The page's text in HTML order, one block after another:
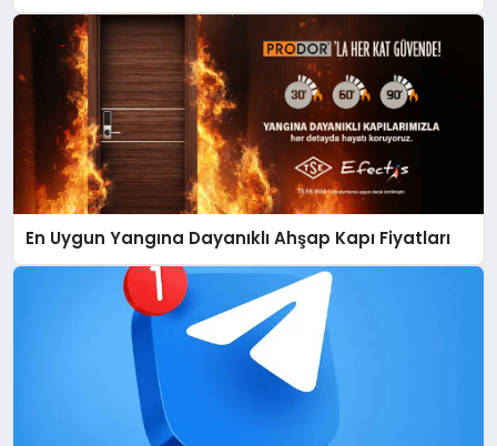
En Uygun Yangına Dayanıklı Ahşap Kapı Fiyatları